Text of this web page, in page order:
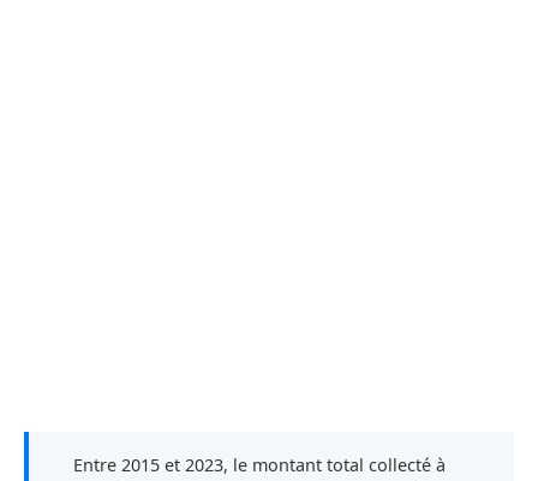
Entre 2015 et 2023, le montant total collecté à